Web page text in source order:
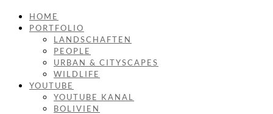
HOME
PORTFOLIO
LANDSCHAFTEN
PEOPLE
URBAN & CITYSCAPES
WILDLIFE
YOUTUBE
YOUTUBE KANAL
BOLIVIEN